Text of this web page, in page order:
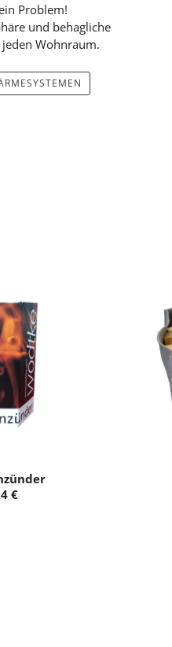
Problem! ⠀ ⠀ ⠀ ⠀
und behagliche
Wohnraum.